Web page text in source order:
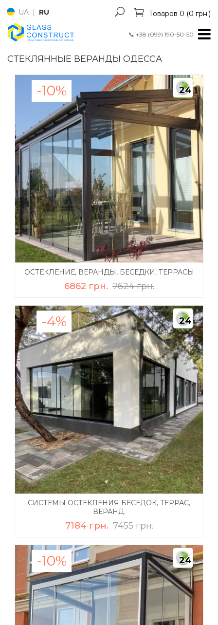
📞 +38 (099) 190-50-50
UA | RU Товаров 0 (0 грн.)
СТЕКЛЯННЫЕ ВЕРАНДЫ ОДЕССА
-10% 24
ОСТЕКЛЕНИЕ, ВЕРАНДЫ, БЕСЕДКИ, ТЕРРАСЫ
6862 грн. 7624 грн.
-4% 24
СИСТЕМЫ ОСТЕКЛЕНИЯ БЕСЕДОК, ТЕРРАС,
ВЕРАНД.
7184 грн. 7455 грн.
-10% 24